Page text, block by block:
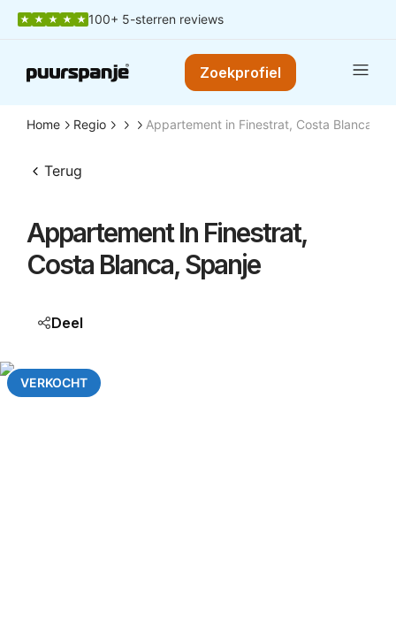
100+ 5-sterren reviews
Zoekprofiel
Home Regio Appartement in Finestrat, Costa Blanca,
Terug
Appartement In Finestrat,
Costa Blanca, Spanje
Deel
VERKOCHT